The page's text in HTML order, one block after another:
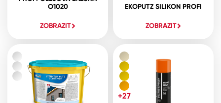
O1020
ZOBRAZIT
EKOPUTZ SILIKON PROFI
ZOBRAZIT
+27